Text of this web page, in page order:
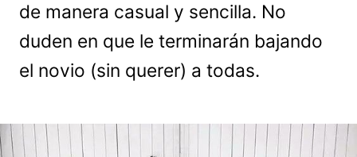
de manera casual y sencilla. No
duden en que le terminarán bajando
el novio (sin querer) a todas.